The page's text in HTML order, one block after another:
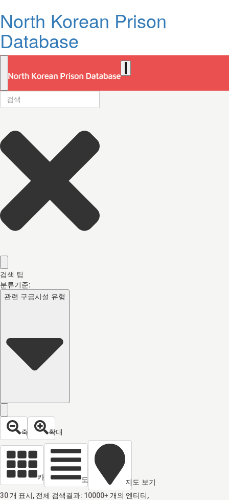
North Korean Prison
Database
검색 팁
분류기준:
관련 구금시설 유형
축소 확대
카드 열람 도면 보기 지도 보기
30 개 표시, 전체 검색결과: 10000+ 개의 엔티티,